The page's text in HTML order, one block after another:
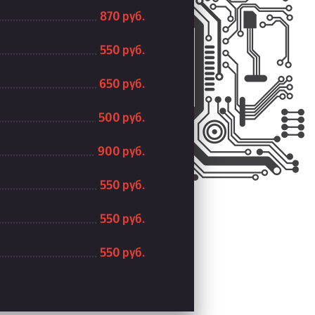
870 руб.
550 руб.
650 руб.
500 руб.
900 руб.
550 руб.
550 руб.
550 руб.